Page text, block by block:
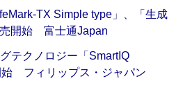
TX Simple type」、「生成
開始 富士通Japan
テクノロジー「SmartIQ
始 フィリップス・ジャパン